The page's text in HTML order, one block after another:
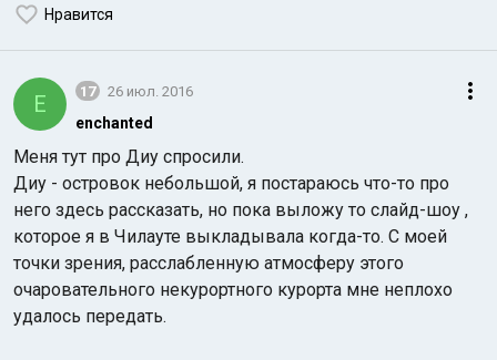
Нравится
E 17 26 июл. 2016
enchanted
Меня тут про Диу спросили.
Диу - островок небольшой, я постараюсь что-то про
него здесь рассказать, но пока выложу то слайд-шоу ,
которое я в Чилауте выкладывала когда-то. С моей
точки зрения, расслабленную атмосферу этого
очаровательного некурортного курорта мне неплохо
удалось передать.